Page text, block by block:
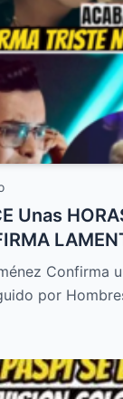
Unas
Confirma
por